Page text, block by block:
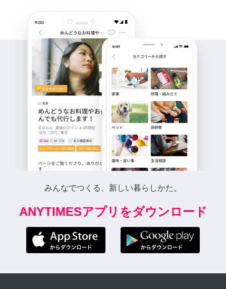
みんなでつくる、新しい暮らしかた。
ANYTIMESアプリをダウンロード